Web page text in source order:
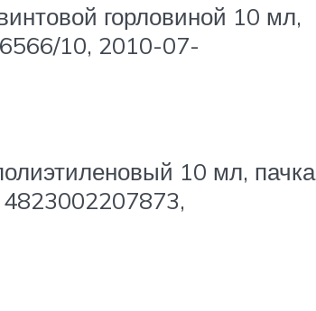
горловиной 10 мл,
10, 2010-07-
10 мл, пачка